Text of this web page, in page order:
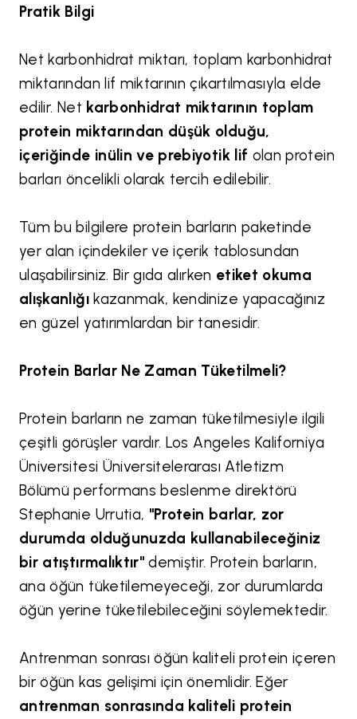
Pratik Bilgi
Net karbonhidrat miktarı, toplam karbonhidrat
miktarından lif miktarının çıkartılmasıyla elde
edilir. Net karbonhidrat miktarının toplam
protein miktarından düşük olduğu,
içeriğinde inülin ve prebiyotik lif olan protein
barları öncelikli olarak tercih edilebilir.
Tüm bu bilgilere protein barların paketinde
yer alan içindekiler ve içerik tablosundan
ulaşabilirsiniz. Bir gıda alırken etiket okuma
alışkanlığıkazanmak, kendinize yapacağınız
en güzel yatırımlardan bir tanesidir.
Protein Barlar Ne Zaman Tüketilmeli?
Protein barların ne zaman tüketilmesiyle ilgili
çeşitli görüşler vardır. Los Angeles Kaliforniya
Üniversitesi Üniversitelerarası Atletizm
Bölümü performans beslenme direktörü
Stephanie Urrutia, "Protein barlar, zor
durumda olduğunuzda kullanabileceğiniz
bir atıştırmalıktır" demiştir. Protein barların,
ana öğün tüketilemeyeceği, zor durumlarda
öğün yerine tüketilebileceğini söylemektedir.
Antrenman sonrası öğün kaliteli protein içeren
bir öğün kas gelişimi için önemlidir. Eğer
antrenman sonrasında kaliteli protein